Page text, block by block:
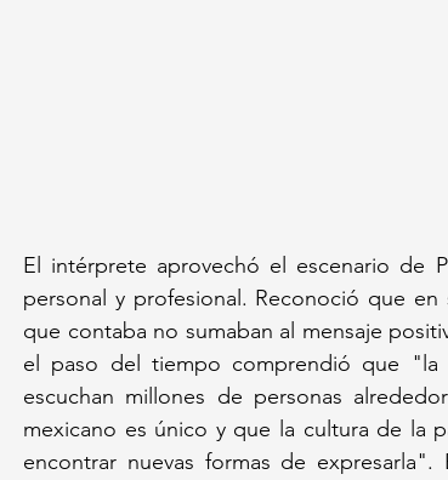
El intérprete aprovechó el escenario de
personal y profesional. Reconoció que
que contaba no sumaban al mensaje
el paso del tiempo comprendió que "la
escuchan millones de personas
mexicano es único y que la cultura de la
encontrar nuevas formas de